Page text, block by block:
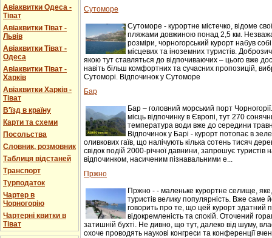
Авіаквитки Одеса -
Тіват
Авіаквитки Тіват -
Львів
Авіаквитки Тіват -
Одеса
Авіаквитки Тіват -
Харків
Авіаквитки Харків -
Тіват
В'їзд в країну
Карти та схеми
Посольства
Словник, розмовник
Таблиця відстаней
Транспорт
Турподаток
Чартер в
Чорногорію
Чартерні квитки в
Тіват
Сутоморе
Сутоморе - курортне містечко, відоме
пляжами довжиною понад 2,5 км.
розміри, чорногорський курорт набув
місцевих та іноземних туристів.
якою тут ставляться до відпочиваючих – цього вже
навіть більш комфортних та сучасних пропозицій,
Сутоморі. Відпочинок у Сутоморе
Бар
Бар – головний морський порт
місць відпочинку в Європі, тут 270
температура води вже до середини
Відпочинок у Барі - курорт потопає в
оливкових гаїв, що налічують кілька сотень тисяч
свідок подій 2000-річної давнини, запрошує туристів
відпочинком, насиченим пізнавальними е...
Пржно
Пржно - - маленьке курортне селище,
туристів велику популярність. Вже саме
говорить про те, що цей курорт здатний
відокремленість та спокій. Оточений
затишній бухті. Не дивно, що тут, далеко від шуму,
охоче проводять наукові конгреси та конференції